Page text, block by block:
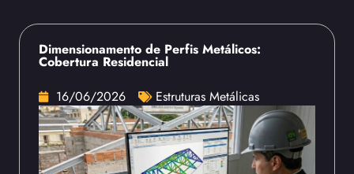
Dimensionamento de Perfis Metálicos:
Cobertura Residencial
16/06/2026
Estruturas Metálicas